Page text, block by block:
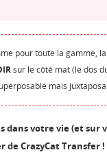
pour toute la gamme,
sur le côté mat (le dos
mais
dans votre vie (et sur
de CrazyCat Transfer !